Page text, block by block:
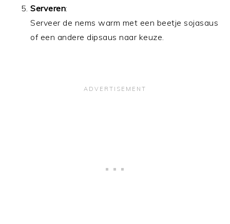
Serveren:
Serveer de nems warm met een beetje sojasaus
of een andere dipsaus naar keuze.